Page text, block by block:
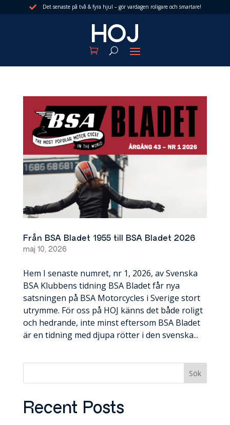
 Det senaste på två & fyra hjul – gör vardagen roligare och smartare!
Från BSA Bladet 1955 till BSA Bladet 2026
maj 10, 2026
Hem I senaste numret, nr 1, 2026, av Svenska
BSA Klubbens tidning BSA Bladet får nya
satsningen på BSA Motorcycles i Sverige stort
utrymme. För oss på HOJ känns det både roligt
och hedrande, inte minst eftersom BSA Bladet
är en tidning med djupa rötter i den svenska...
Sök
Recent Posts